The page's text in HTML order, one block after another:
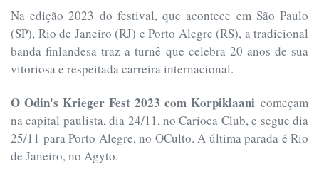
Na edição 2023 do festival, que acontece em São Paulo
(SP), Rio de Janeiro (RJ) e Porto Alegre (RS), a tradicional
banda finlandesa traz a turnê que celebra 20 anos de sua
vitoriosa e respeitada carreira internacional.
O Odin's Krieger Fest 2023 com Korpiklaani começam
na capital paulista, dia 24/11, no Carioca Club, e segue dia
25/11 para Porto Alegre, no OCulto. A última parada é Rio
de Janeiro, no Agyto.